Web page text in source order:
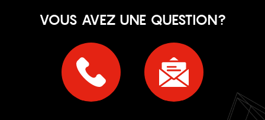
VOUS AVEZ UNE QUESTION?